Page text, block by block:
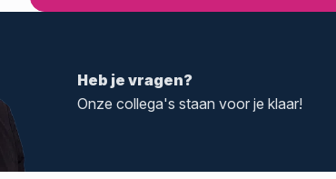
Heb je vragen?
Onze collega's staan voor je klaar!